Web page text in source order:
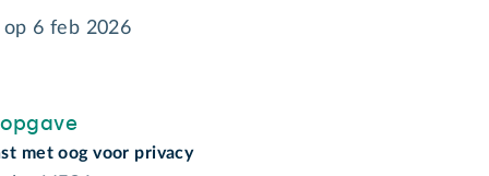
op 6 feb 2026
met oog voor privacy